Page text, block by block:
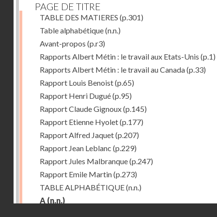
PAGE DE TITRE
TABLE DES MATIERES (p.301)
Table alphabétique(n.n.)
Avant-propos (p.r3)
Rapports Albert Métin : le travail aux Etats-Unis (p.1)
Rapports Albert Métin : le travail au Canada(p.33)
Rapport Louis Benoist(p.65)
Rapport Henri Dugué(p.95)
Rapport Claude Gignoux(p.145)
Rapport Etienne Hyolet(p.177)
Rapport Alfred Jaquet(p.207)
Rapport Jean Leblanc (p.229)
Rapport Jules Malbranque(p.247)
Rapport Emile Martin(p.273)
TABLE ALPHABÉTIQUE(n.n.)
A (n.n.)